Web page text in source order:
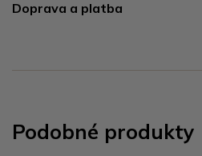
Doprava a platba
Podobné produkty